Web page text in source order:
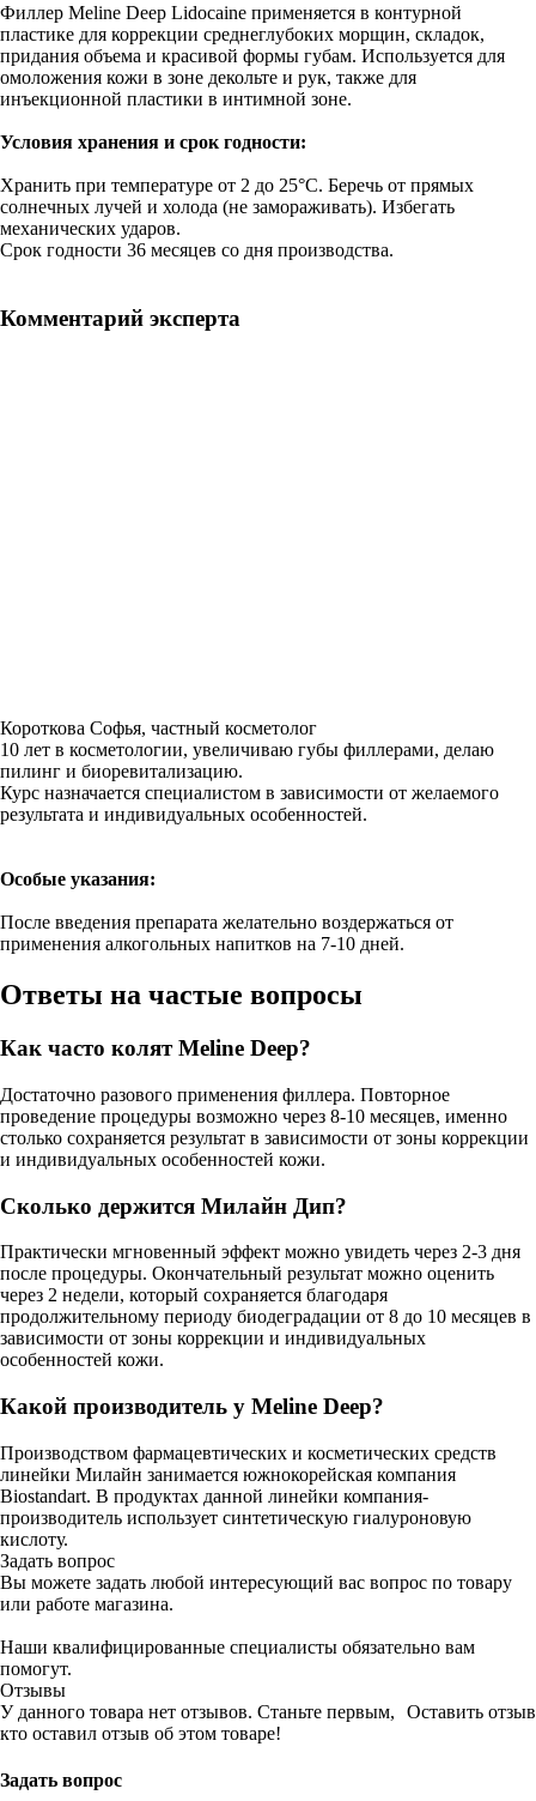
Филлер Meline Deep Lidocaine применяется в контурной
пластике для коррекции среднеглубоких морщин, складок,
придания объема и красивой формы губам. Используется для
омоложения кожи в зоне декольте и рук, также для
инъекционной пластики в интимной зоне.
Условия хранения и срок годности:
Хранить при температуре от 2 до 25°С. Беречь от прямых
солнечных лучей и холода (не замораживать). Избегать
механических ударов.
Срок годности 36 месяцев со дня производства.
Комментарий эксперта
Короткова Софья, частный косметолог
10 лет в косметологии, увеличиваю губы филлерами, делаю
пилинг и биоревитализацию.
Курс назначается специалистом в зависимости от желаемого
результата и индивидуальных особенностей.
Особые указания:
После введения препарата желательно воздержаться от
применения алкогольных напитков на 7-10 дней.
Ответы на частые вопросы
Как часто колят Meline Deep?
Достаточно разового применения филлера. Повторное
проведение процедуры возможно через 8-10 месяцев, именно
столько сохраняется результат в зависимости от зоны коррекции
и индивидуальных особенностей кожи.
Сколько держится Милайн Дип?
Практически мгновенный эффект можно увидеть через 2-3 дня
после процедуры. Окончательный результат можно оценить
через 2 недели, который сохраняется благодаря
продолжительному периоду биодеградации от 8 до 10 месяцев в
зависимости от зоны коррекции и индивидуальных
особенностей кожи.
Какой производитель у Meline Deep?
Производством фармацевтических и косметических средств
линейки Милайн занимается южнокорейская компания
Biostandart. В продуктах данной линейки компания-
производитель использует синтетическую гиалуроновую
кислоту.
Задать вопрос
Вы можете задать любой интересующий вас вопрос по товару
или работе магазина.
Наши квалифицированные специалисты обязательно вам
помогут.
Отзывы
Оставить отзыв
У данного товара нет отзывов. Станьте первым,
кто оставил отзыв об этом товаре!
Задать вопрос